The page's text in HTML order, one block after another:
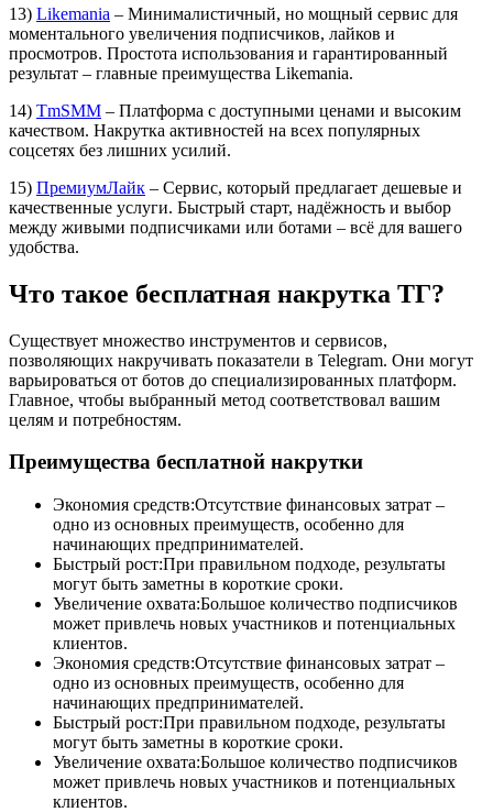
13) Likemania – Минималистичный, но мощный сервис для
моментального увеличения подписчиков, лайков и
просмотров. Простота использования и гарантированный
результат – главные преимущества Likemania.
14) TmSMM – Платформа с доступными ценами и высоким
качеством. Накрутка активностей на всех популярных
соцсетях без лишних усилий.
15) ПремиумЛайк – Сервис, который предлагает дешевые и
качественные услуги. Быстрый старт, надёжность и выбор
между живыми подписчиками или ботами – всё для вашего
удобства.
Что такое бесплатная накрутка ТГ?
Существует множество инструментов и сервисов,
позволяющих накручивать показатели в Telegram. Они могут
варьироваться от ботов до специализированных платформ.
Главное, чтобы выбранный метод соответствовал вашим
целям и потребностям.
Преимущества бесплатной накрутки
Экономия средств:Отсутствие финансовых затрат –
одно из основных преимуществ, особенно для
начинающих предпринимателей.
Быстрый рост:При правильном подходе, результаты
могут быть заметны в короткие сроки.
Увеличение охвата:Большое количество подписчиков
может привлечь новых участников и потенциальных
клиентов.
Экономия средств:Отсутствие финансовых затрат –
одно из основных преимуществ, особенно для
начинающих предпринимателей.
Быстрый рост:При правильном подходе, результаты
могут быть заметны в короткие сроки.
Увеличение охвата:Большое количество подписчиков
может привлечь новых участников и потенциальных
клиентов.